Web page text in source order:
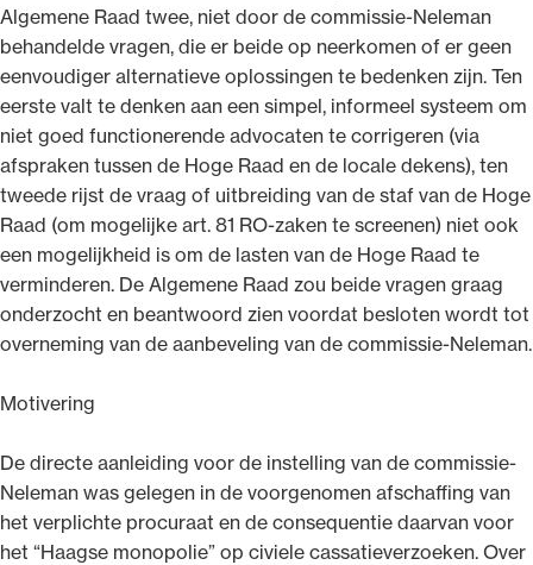
Algemene Raad twee, niet door de commissie-Neleman
behandelde vragen, die er beide op neerkomen of er geen
eenvoudiger alternatieve oplossingen te bedenken zijn. Ten
eerste valt te denken aan een simpel, informeel systeem om
niet goed functionerende advocaten te corrigeren (via
afspraken tussen de Hoge Raad en de locale dekens), ten
tweede rijst de vraag of uitbreiding van de staf van de Hoge
Raad (om mogelijke art. 81 RO-zaken te screenen) niet ook
een mogelijkheid is om de lasten van de Hoge Raad te
verminderen. De Algemene Raad zou beide vragen graag
onderzocht en beantwoord zien voordat besloten wordt tot
overneming van de aanbeveling van de commissie-Neleman.
Motivering
De directe aanleiding voor de instelling van de commissie-
Neleman was gelegen in de voorgenomen afschaffing van
het verplichte procuraat en de consequentie daarvan voor
het “Haagse monopolie” op civiele cassatieverzoeken. Over